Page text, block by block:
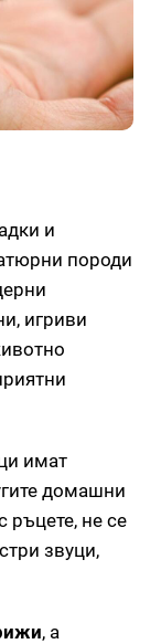
и
породи
игриви
имат
домашни
ръцете, не се
звуци,
, а